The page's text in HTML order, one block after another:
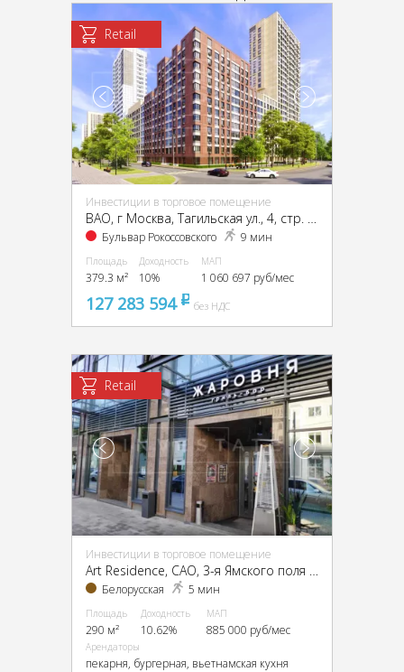
Retail
Инвестиции в торговое помещение
ВАО, г Москва, Тагильская ул., 4, стр. 15
Бульвар Рокоссовского 9 мин
Площадь
379.3 м²
Доходность
10%
МАП
1 060 697 руб/мес
127 283 594 pуббез НДС
Retail
Инвестиции в торговое помещение
Белорусская 5 мин
Площадь
290 м²
Доходность
10.62%
МАП
885 000 руб/мес
Арендаторы
пекарня, бургерная, вьетнамская кухня